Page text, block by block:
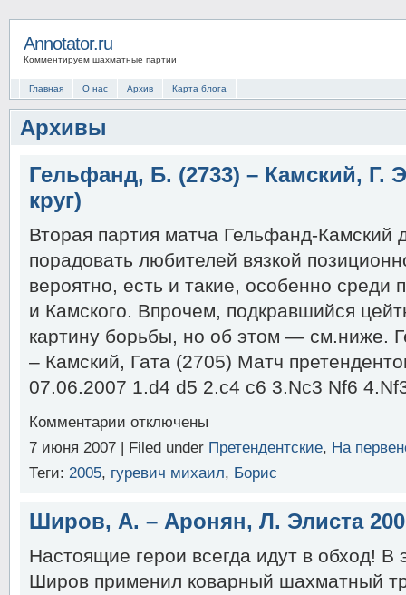
Annotator.ru
Комментируем шахматные партии
Главная О нас Архив Карта блога
Архивы
Гельфанд, Б. (2733) – Камский, Г.
круг)
Вторая партия матча Гельфанд-Камский
порадовать любителей вязкой
вероятно, есть и такие, особенно среди
и Камского. Впрочем, подкравшийся
картину борьбы, но об этом — см.ниже.
– Камский, Гата (2705) Матч
07.06.2007 1.d4 d5 2.c4 c6 3.Nc3 Nf6
Комментарии
Гельфанд,
(2733)
Г.
2007
й
отключены
7 июня 2007 | Filed under Претендентские, На
Теги: 2005, гуревич михаил, Борис
Широв, А. – Аронян, Л. Элиста
Настоящие герои всегда идут в обход! В
Широв применил коварный шахматный